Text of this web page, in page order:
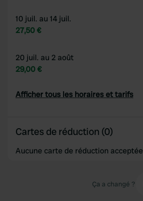
10 juil. au 14 juil.
27,50 €
20 juil. au 2 août
29,00 €
Afficher tous les horaires et tarifs
Cartes de réduction (0)
Aucune carte de réduction acceptée
Ça a changé ?